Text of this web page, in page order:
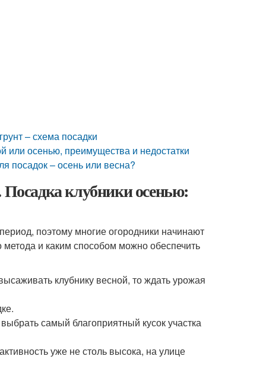
– схема посадки
или осенью, преимущества и недостатки
посадок – осень или весна?
Посадка клубники осенью:
поэтому многие огородники начинают
и каким способом можно обеспечить
клубнику весной, то ждать урожая
самый благоприятный кусок участка
уже не столь высока, на улице